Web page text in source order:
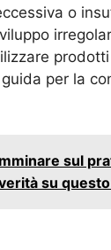
o
per la
sul
su